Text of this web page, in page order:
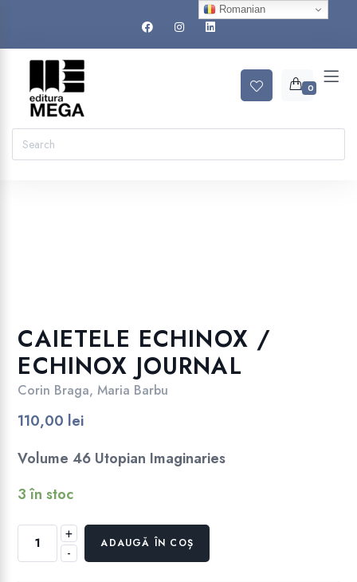
0
CAIETELE ECHINOX /
ECHINOX JOURNAL
Corin Braga,Maria Barbu
110,00 lei
Volume 46 Utopian Imaginaries
3 în stoc
-
Cantitate
CAIETELE
+
ADAUGĂ ÎN COȘ
Romanian